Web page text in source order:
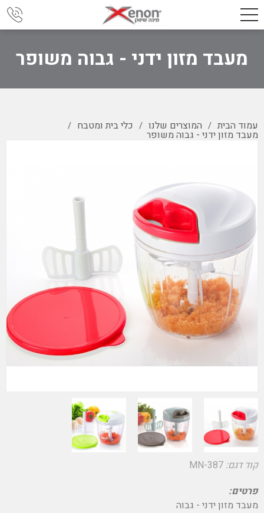
מעבד מזון ידני - גבוה משופר
עמוד הבית / המוצרים שלנו / כלי בית ומטבח /
מעבד מזון ידני - גבוה משופר
קוד דגם: MN-387
פרטים:
מעבד מזון ידני - גבוה